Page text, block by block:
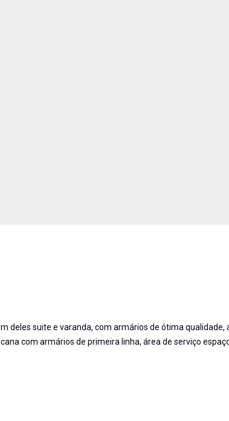
deles suite e varanda, com armários de ótima qualidade,
com armários de primeira linha, área de serviço